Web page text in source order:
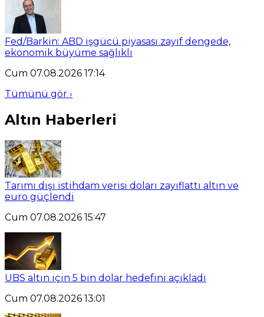
Fed/Barkin: ABD işgücü piyasası zayıf dengede,
ekonomik büyüme sağlıklı
Cum 07.08.2026 17:14
Tümünü gör ›
Altın Haberleri
Tarımı dışı istihdam verisi doları zayıflattı altın ve
euro güçlendi
Cum 07.08.2026 15:47
UBS altın için 5 bin dolar hedefini açıkladı
Cum 07.08.2026 13:01